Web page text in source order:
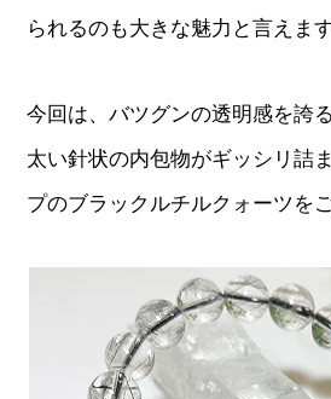
られるのも大きな魅力と言えます
今回は、バツグンの透明感を誇
太い針状の内包物がギッシリ詰
プのブラックルチルクォーツを